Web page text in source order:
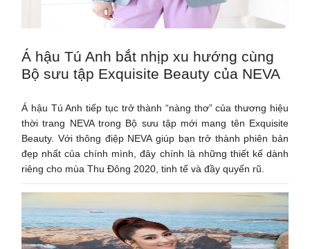
Á hậu Tú Anh bắt nhịp xu hướng cùng
Bộ sưu tập Exquisite Beauty của NEVA
Á hậu Tú Anh tiếp tục trở thành “nàng thơ” của thương hiệu
thời trang NEVA trong Bộ sưu tập mới mang tên Exquisite
Beauty. Với thông điệp NEVA giúp bạn trở thành phiên bản
đẹp nhất của chính mình, đây chính là những thiết kế dành
riêng cho mùa Thu Đông 2020, tinh tế và đầy quyến rũ.